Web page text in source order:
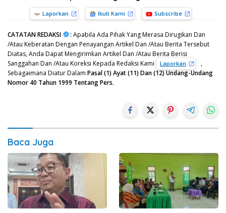
Laporkan Ikuti Kami Subscribe
CATATAN REDAKSI : Apabila Ada Pihak Yang Merasa Dirugikan Dan
/Atau Keberatan Dengan Penayangan Artikel Dan /Atau Berita Tersebut
Diatas, Anda Dapat Mengirimkan Artikel Dan /Atau Berita Berisi
Sanggahan Dan /Atau Koreksi Kepada Redaksi Kami
Laporkan
,
Sebagaimana Diatur Dalam Pasal (1) Ayat (11) Dan (12) Undang-Undang
Nomor 40 Tahun 1999 Tentang Pers.
Baca Juga